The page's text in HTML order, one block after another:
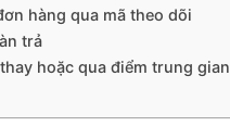
hàng qua mã theo dõi
trả
hoặc qua điểm trung gian